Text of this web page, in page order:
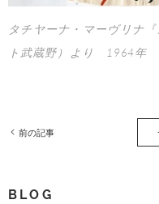
タチヤーナ・マーヴリナ
ト武蔵野）より 1964年
前の記事
BLOG